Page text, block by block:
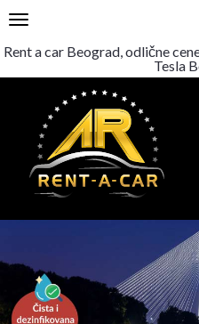
Rent a car Beograd, odlične
Tesla
TOGGLE NAVIGATION